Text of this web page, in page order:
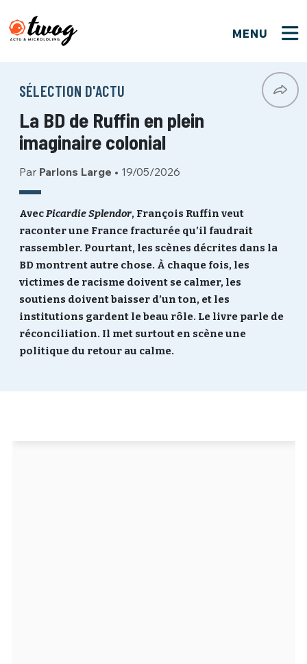
MENU
SÉLECTION D'ACTU
La BD de Ruffin en plein
imaginaire colonial
Par Parlons Large • 19/05/2026
AvecPicardie Splendor, François Ruffin veut
raconter une France fracturée qu’il faudrait
rassembler. Pourtant, les scènes décrites dans la
BD montrent autre chose. À chaque fois, les
victimes de racisme doivent se calmer, les
soutiens doivent baisser d’un ton, et les
institutions gardent le beau rôle. Le livre parle de
réconciliation. Il met surtout en scène une
politique du retour au calme.
Bienvenue !
PSEUDO*
EMAIL*
PASSWORD*
JE M'INSCRIS
Connexion
PSEUDO
MOT DE PASSE Mot de passe perdu ?
CONNEXION
VOTRE PARTICIPATION
Que souhaitez-vous proposer ?
Quelques tweets
C'EST PARTI
Ma propre sélection
M'INSCRIRE
ME CONNECTER
Un Thread